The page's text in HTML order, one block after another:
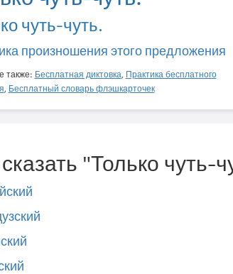
чуть-чуть.
произношения этого предложения
также: Бесплатная диктовка, Практика бесплатного
, Бесплатный словарь флэшкарточек
"Только чуть-